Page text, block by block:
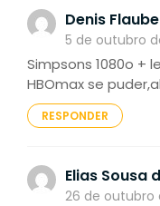
Denis
5 de outubro
Simpsons 1080o +
HBOmax se
RESPONDER
Elias Sousa
26 de outubro